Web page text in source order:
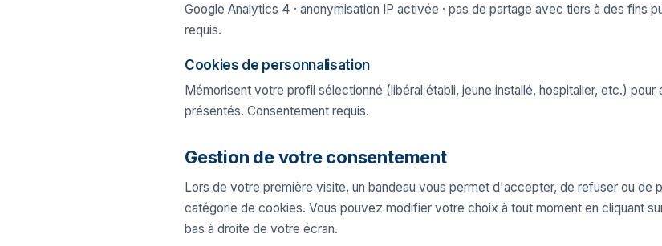
Google Analytics 4 · anonymisation IP activée · pas de partage avec tiers à des fins
requis.
Cookies de personnalisation
Mémorisent votre profil sélectionné (libéral établi, jeune installé, hospitalier, etc.) pour
présentés. Consentement requis.
Gestion de votre consentement
Lors de votre première visite, un bandeau vous permet d'accepter, de refuser ou de
catégorie de cookies. Vous pouvez modifier votre choix à tout moment en cliquant
bas à droite de votre écran.